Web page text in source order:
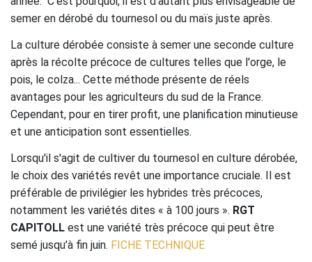
semer en dérobé du tournesol ou du maïs juste après.
La culture dérobée consiste à semer une seconde culture
après la récolte précoce de cultures telles que l'orge, le
pois, le colza... Cette méthode présente de réels
avantages pour les agriculteurs du sud de la France.
Cependant, pour en tirer profit, une planification minutieuse
et une anticipation sont essentielles.
Lorsqu'il s'agit de cultiver du tournesol en culture dérobée,
le choix des variétés revêt une importance cruciale. Il est
préférable de privilégier les hybrides très précoces,
notamment les variétés dites « à 100 jours ». RGT
CAPITOLL est une variété très précoce qui peut être
semé jusqu’à fin juin. FICHE TECHNIQUE